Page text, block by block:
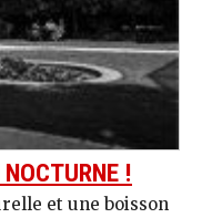
!
et une boisson